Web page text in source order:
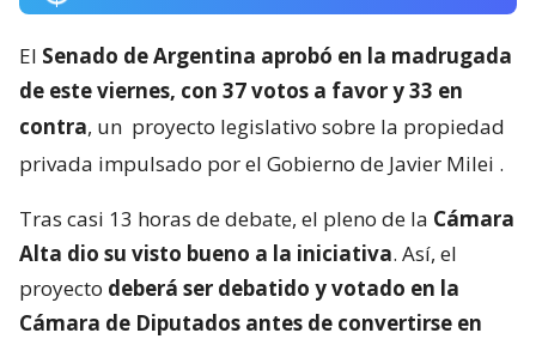
El Senado de Argentina aprobó en la madrugada
de este viernes, con 37 votos a favor y 33 en
contra, un proyecto legislativo sobre la propiedad
privada impulsado por el Gobierno de Javier Milei .
Tras casi 13 horas de debate, el pleno de la Cámara
Alta dio su visto bueno a la iniciativa. Así, el
proyecto deberá ser debatido y votado en la
Cámara de Diputados antes de convertirse en